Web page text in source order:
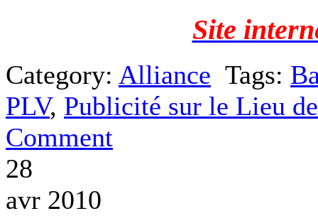
Site
Category: Alliance Tags:
PLV, Publicité sur le Lieu
Comment
28
avr 2010